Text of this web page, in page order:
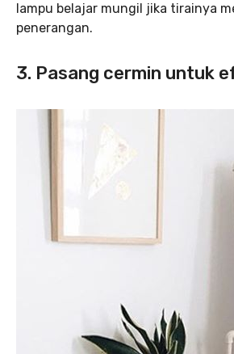
lampu belajar mungil jika tirainya
penerangan.
3. Pasang cermin untuk